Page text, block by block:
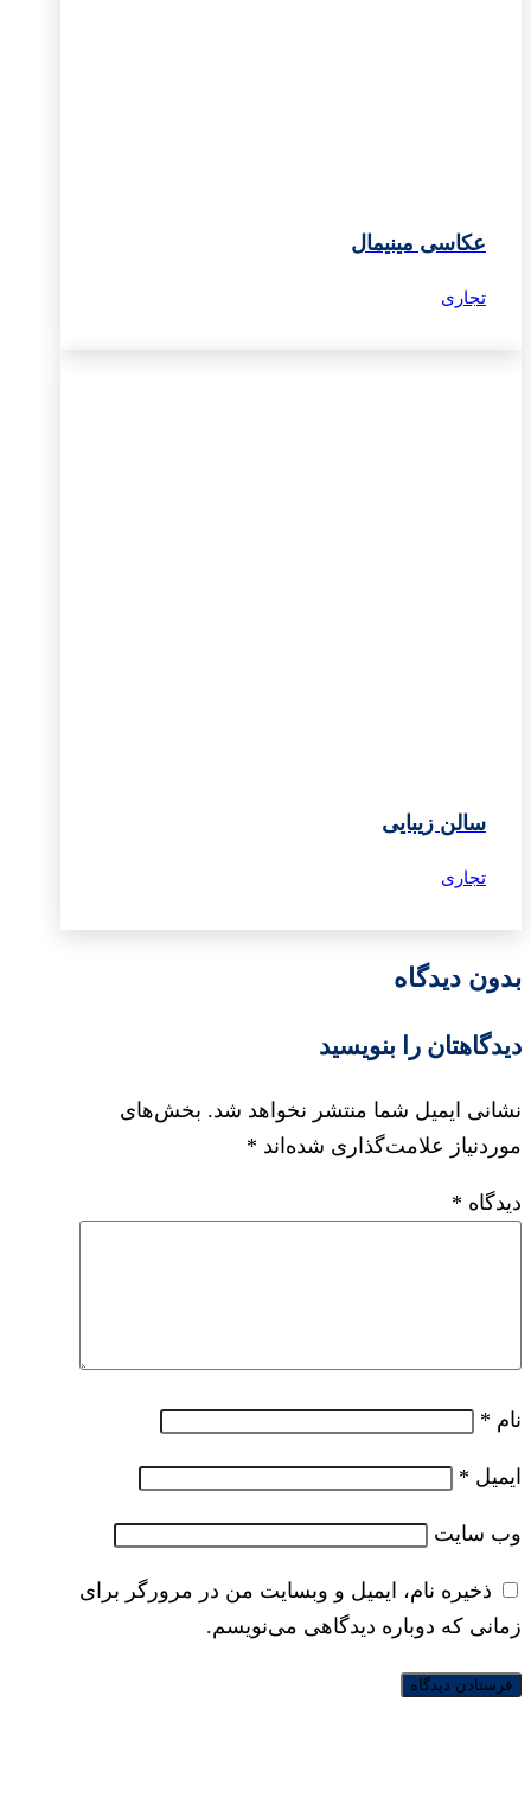
عکاسی مینیمال
تجاری
سالن زیبایی
تجاری
بدون دیدگاه
دیدگاهتان را بنویسید
نشانی ایمیل شما منتشر نخواهد شد. بخش‌های
موردنیاز علامت‌گذاری شده‌اند *
دیدگاه *
نام *
ایمیل *
وب‌ سایت
ذخیره نام، ایمیل و وبسایت من در مرورگر برای
زمانی که دوباره دیدگاهی می‌نویسم.